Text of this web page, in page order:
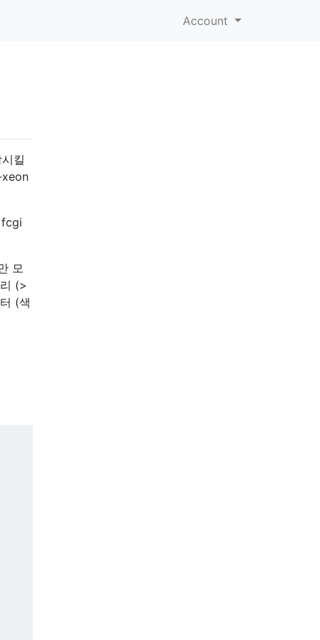
Account
킬
fcgi
모
(>
(색